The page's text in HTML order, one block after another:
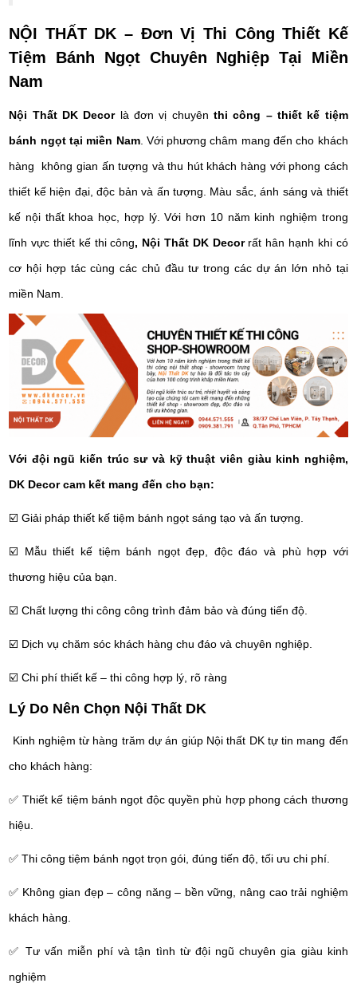
NỘI THẤT DK – Đơn Vị Thi CôngThiết Kế
Tiệm Bánh Ngọt Chuyên Nghiệp Tại Miền
Nam
Nội Thất DK Decorlà đơn vị chuyênthi công – thiết kế tiệm
bánh ngọt tại miền Nam. Với phương châm mang đến cho khách
hàng không gian ấn tượng và thu hút khách hàng với phong cách
thiết kế hiện đại, độc bản và ấn tượng. Màu sắc, ánh sáng và thiết
kế nội thất khoa học, hợp lý. Với hơn 10 năm kinh nghiệm trong
lĩnh vực thiết kế thi công, Nội Thất DK Decorrất hân hạnh khi có
cơ hội hợp tác cùng các chủ đầu tư trong các dự án lớn nhỏ tại
miền Nam.
Với đội ngũ kiến trúc sư và kỹ thuật viên giàu kinh nghiệm,
DK Decor cam kết mang đến cho bạn:
☑️Giải pháp thiết kế tiệm bánh ngọt sáng tạo và ấn tượng.
☑️ Mẫu thiết kế tiệm bánh ngọt đẹp, độc đáo và phù hợp với
thương hiệu của bạn.
☑️Chất lượng thi công công trình đảm bảo và đúng tiến độ.
☑️ Dịch vụ chăm sóc khách hàng chu đáo và chuyên nghiệp.
☑️Chi phí thiết kế – thi công hợp lý, rõ ràng
Lý Do Nên Chọn Nội Thất DK
Kinh nghiệm từ hàng trăm dự án giúp Nội thất DK tự tin mang đến
cho khách hàng:
✅ Thiết kế tiệm bánh ngọt độc quyền phù hợp phong cách thương
hiệu.
✅ Thi công tiệm bánh ngọt trọn gói, đúng tiến độ, tối ưu chi phí.
✅ Không gian đẹp – công năng – bền vững, nâng cao trải nghiệm
khách hàng.
✅ Tư vấn miễn phí và tận tình từ đội ngũ chuyên gia giàu kinh
nghiệm